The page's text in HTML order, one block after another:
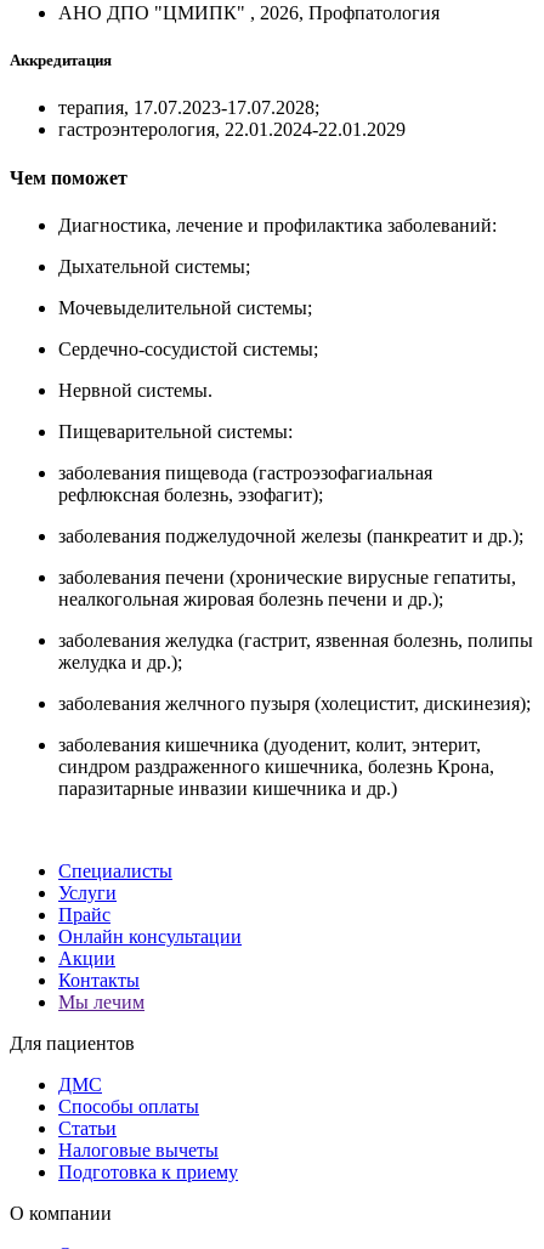
АНО ДПО "ЦМИПК" , 2026, Профпатология
Аккредитация
терапия, 17.07.2023-17.07.2028;
гастроэнтерология, 22.01.2024-22.01.2029
Чем поможет
Диагностика, лечение и профилактика заболеваний:
Дыхательной системы;
Мочевыделительной системы;
Сердечно-сосудистой системы;
Нервной системы.
Пищеварительной системы:
заболевания пищевода (гастроэзофагиальная
рефлюксная болезнь, эзофагит);
заболевания поджелудочной железы (панкреатит и др.);
заболевания печени (хронические вирусные гепатиты,
неалкогольная жировая болезнь печени и др.);
заболевания желудка (гастрит, язвенная болезнь, полипы
желудка и др.);
заболевания желчного пузыря (холецистит, дискинезия);
заболевания кишечника (дуоденит, колит, энтерит,
синдром раздраженного кишечника, болезнь Крона,
паразитарные инвазии кишечника и др.)
Специалисты
Услуги
Прайс
Онлайн консультации
Акции
Контакты
Мы лечим
Для пациентов
ДМС
Способы оплаты
Статьи
Налоговые вычеты
Подготовка к приему
О компании